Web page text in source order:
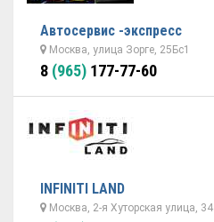
Автосервис -экспресс
Москва, улица Зорге, 25Бс1
8 (965) 177-77-60
INFINITI LAND
Москва, 2-я Хуторская улица, 34